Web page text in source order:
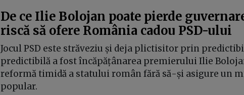
De ce Ilie Bolojan poate pierde
riscă să ofere România cadou PSD-ului
Jocul PSD este străveziu și deja plictisitor prin
predictibilă a fost încăpățânarea premierului Ilie
reformă timidă a statului român fără să-și asigure un
popular.